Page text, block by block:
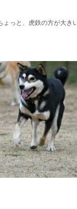
っと、虎鉄の方が大き